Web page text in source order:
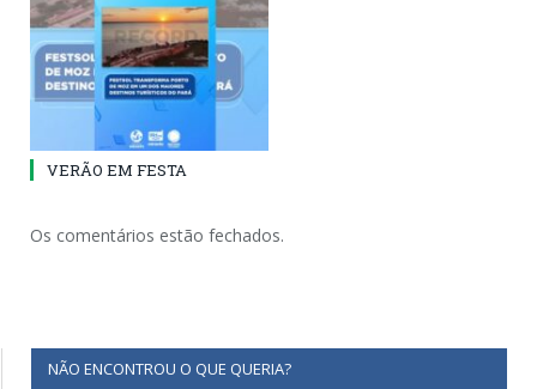
VERÃO EM FESTA
Os comentários estão fechados.
NÃO ENCONTROU O QUE QUERIA?